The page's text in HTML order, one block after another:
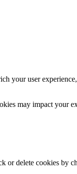
your user
may impact your
or delete cookies by